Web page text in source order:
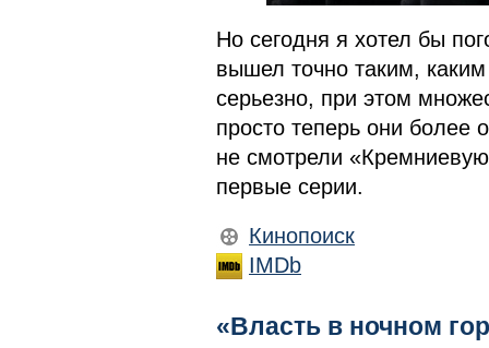
Но сегодня я хотел бы
вышел точно таким,
серьезно, при этом
просто теперь они более
не смотрели
первые серии.
Кинопоиск
IMDb
«Власть в ночном